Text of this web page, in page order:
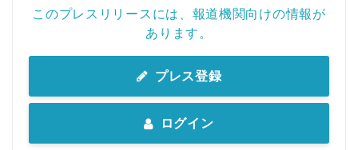
このプレスリリースには、報道機関向けの情報が
あります。
プレス登録
ログイン
Japanese